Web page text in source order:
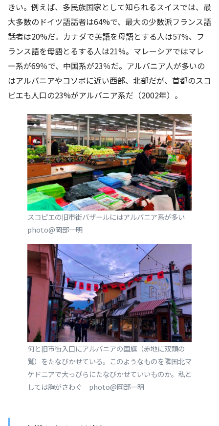
きい。例えば、多民族国家として知られるスイスでは、最
大多数のドイツ語話者は64%で、最大の少数派フランス語
話者は20%だ。カナダで英語を母語とする人は57%、フ
ランス語を母語とるする人は21%。マレーシアではマレ
ー系が69％で、中国系が23％だ。アルバニア人が多いの
はアルバニアやコソボに近い西部、北部だが、首都のスコ
ピエも人口の23%がアルバニア系だ（2002年）。
スコピエの旧市街バザールにはアルバニア系が多い
photo@岡部一明
何と旧市街入口にアルバニアの国旗（赤地に双頭の
鷲）をたなびかせている。このようなものを隣国北マ
ケドニアで大っぴらにたなびかせていいものか。私と
しては胸がさわぐ photo@岡部一明